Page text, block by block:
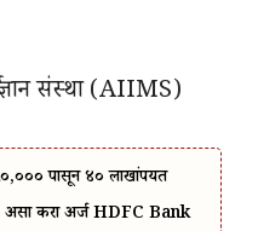
संस्था (AIIMS)
पासून ₹४० लाखांपर्यंत
करा अर्ज HDFC Bank